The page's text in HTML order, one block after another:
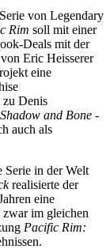
von Legendary
Rim soll mit einer
Deals mit der
Eric Heisserer
eine
zu Denis
Shadow and Bone -
auch als
Serie in der Welt
realisierte der
eine
im gleichen
Pacific Rim: